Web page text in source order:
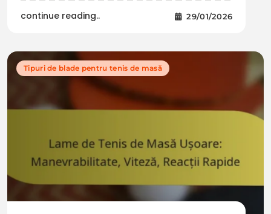
continue reading.. 29/01/2026
Tipuri de blade pentru tenis de masă